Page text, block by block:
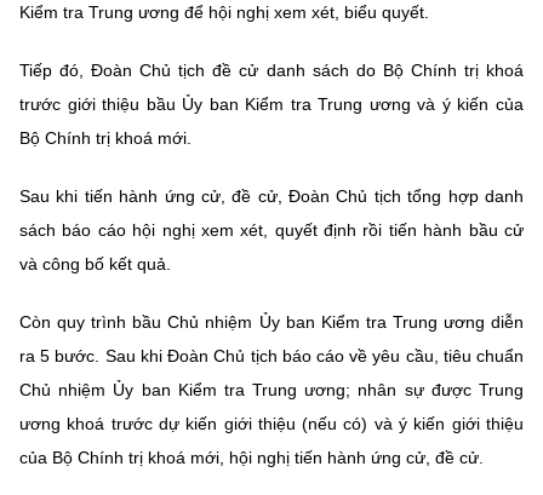
Kiểm tra Trung ương để hội nghị xem xét, biểu quyết.
Tiếp đó, Đoàn Chủ tịch đề cử danh sách do Bộ Chính trị khoá
trước giới thiệu bầu Ủy ban Kiểm tra Trung ương và ý kiến của
Bộ Chính trị khoá mới.
Sau khi tiến hành ứng cử, đề cử, Đoàn Chủ tịch tổng hợp danh
sách báo cáo hội nghị xem xét, quyết định rồi tiến hành bầu cử
và công bố kết quả.
Còn quy trình bầu Chủ nhiệm Ủy ban Kiểm tra Trung ương diễn
ra 5 bước. Sau khi Đoàn Chủ tịch báo cáo về yêu cầu, tiêu chuẩn
Chủ nhiệm Ủy ban Kiểm tra Trung ương; nhân sự được Trung
ương khoá trước dự kiến giới thiệu (nếu có) và ý kiến giới thiệu
của Bộ Chính trị khoá mới, hội nghị tiến hành ứng cử, đề cử.